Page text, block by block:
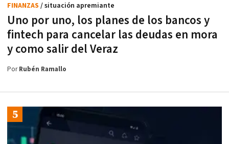
Uno por uno, los planes de los bancos y
fintech para cancelar las deudas en mora
y como salir del Veraz
FINANZAS / situación apremiante
PorRubén Ramallo